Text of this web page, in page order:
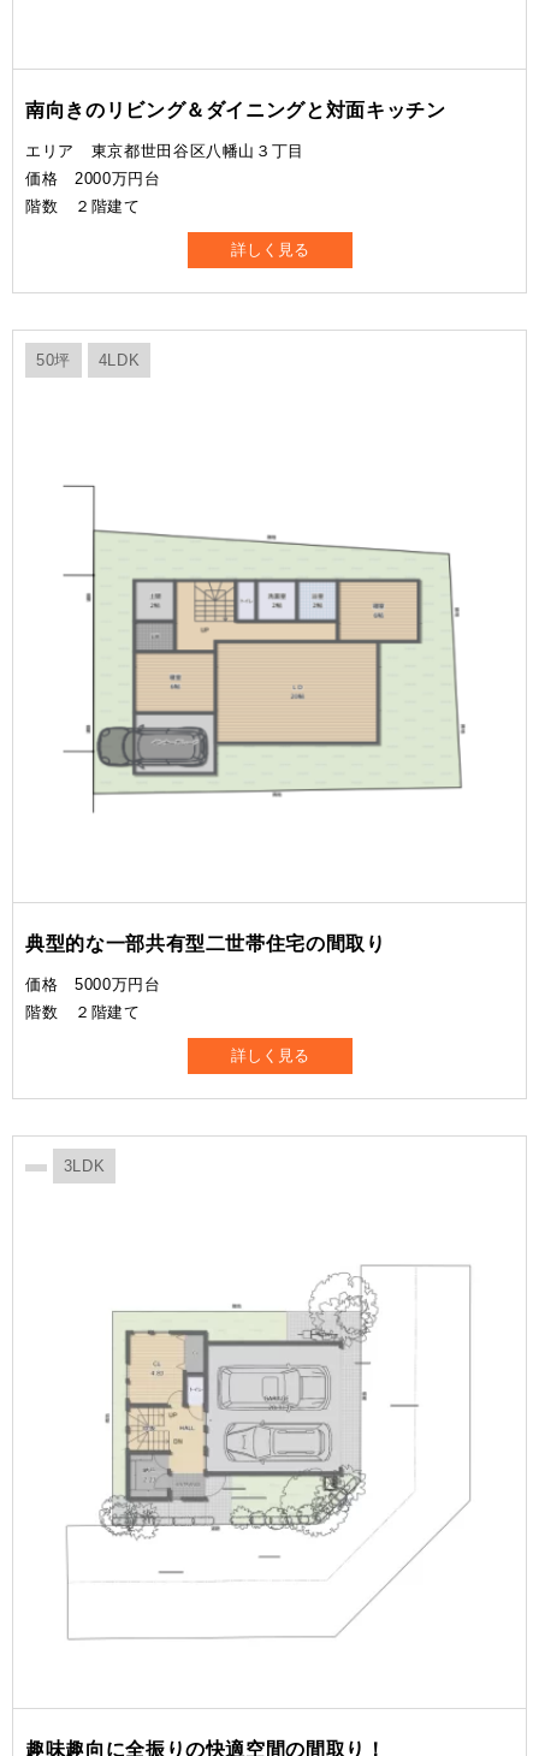
南向きのリビング＆ダイニングと対面キッチン
エリア 東京都世田谷区八幡山３丁目
価格 2000万円台
階数 ２階建て
詳しく見る
50坪 4LDK
典型的な一部共有型二世帯住宅の間取り
価格 5000万円台
階数 ２階建て
詳しく見る
3LDK
趣味趣向に全振りの快適空間の間取り！